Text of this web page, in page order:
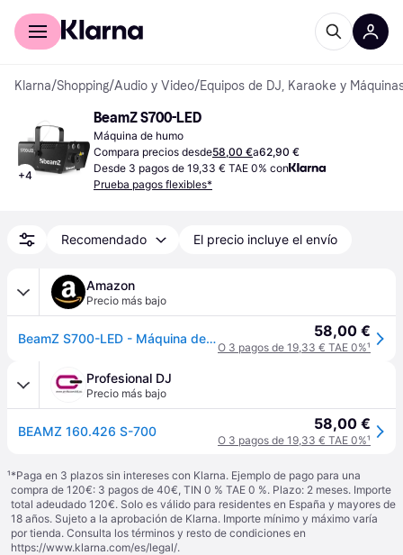
Comprar con Klarna
Klarna/Shopping/Audio y Video/Equipos de DJ, Karaoke y
+4
BeamZ S700-LED
Máquina de humo
Compara precios desde58,00 €a62,90 €
Desde 3 pagos de 19,33 € TAE 0% con
Prueba pagos flexibles*
Recomendado El precio incluye el envío
Amazon
Precio más bajo
BeamZ S700-LED - Máquina de humo con efecto llama para escenarios y DJ 58,00 €
O 3 pagos de 19,33 € TAE 0%¹
Profesional DJ
Precio más bajo
BEAMZ 160.426 S-700 58,00 €
O 3 pagos de 19,33 € TAE 0%¹
¹*Paga en 3 plazos sin intereses con Klarna. Ejemplo de pago para una
compra de 120€: 3 pagos de 40€, TIN 0 % TAE 0 %. Plazo: 2 meses. Importe
total adeudado 120€. Solo es válido para residentes en España y mayores de
18 años. Sujeto a la aprobación de Klarna. Importe mínimo y máximo varía
por tienda. Consulta los términos y resto de condiciones en
https://www.klarna.com/es/legal/.